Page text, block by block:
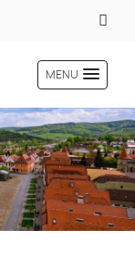
MENU